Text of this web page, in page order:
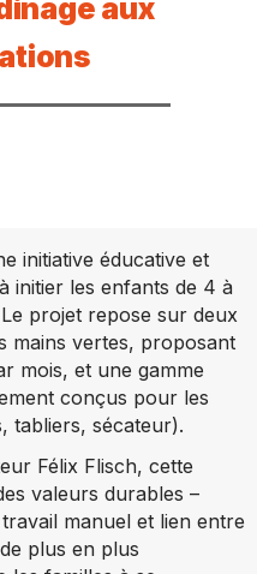
aux
initiative éducative et
initier les enfants de 4 à
projet repose sur deux
mains vertes, proposant
mois, et une gamme
conçus pour les
tabliers, sécateur).
Félix Flisch, cette
valeurs durables –
manuel et lien entre
plus en plus